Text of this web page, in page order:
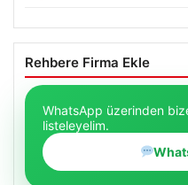
Rehbere Firma Ekle
WhatsApp üzerinden
listeleyelim.